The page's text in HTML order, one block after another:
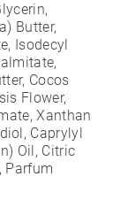
Butter,
Isodecyl
Cocos
Flower,
Xanthan
Caprylyl
Oil, Citric
Parfum